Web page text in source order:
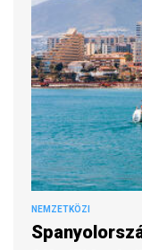
NEMZETKÖZI